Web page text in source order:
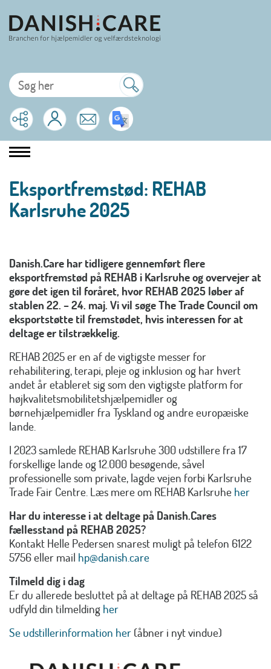
Eksportfremstød: REHAB
Karlsruhe 2025
Danish.Care har tidligere gennemført flere
eksportfremstød på REHAB i Karlsruhe og overvejer at
gøre det igen til foråret, hvor REHAB 2025 løber af
stablen 22. – 24. maj. Vi vil søge The Trade Council om
eksportstøtte til fremstødet, hvis interessen for at
deltage er tilstrækkelig.
REHAB 2025 er en af ​​de vigtigste messer for
rehabilitering, terapi, pleje og inklusion og har hvert
andet år etableret sig som den vigtigste platform for
højkvalitetsmobilitetshjælpemidler og
børnehjælpemidler fra Tyskland og andre europæiske
lande.
I 2023 samlede REHAB Karlsruhe 300 udstillere fra 17
forskellige lande og 12.000 besøgende, såvel
professionelle som private, lagde vejen forbi Karlsruhe
Trade Fair Centre. Læs mere om REHAB Karlsruhe her
Har du interesse i at deltage på Danish.Cares
fællesstand på REHAB 2025?
Kontakt Helle Pedersen snarest muligt på telefon 6122
5756 eller mail hp@danish.care
Tilmeld dig i dag
Er du allerede besluttet på at deltage på REHAB 2025 så
udfyld din tilmelding her
Se udstillerinformation her (åbner i nyt vindue)